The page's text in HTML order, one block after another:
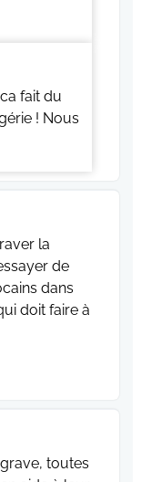
fait du
! Nous
la
de
dans
doit faire à
toutes